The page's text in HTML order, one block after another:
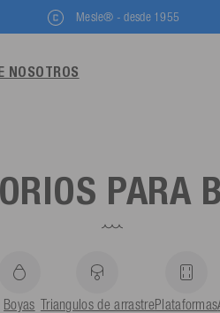
Mesle® - desde 1955
NOSOTROS
PARA
Boyas Triangulos de arrastrePlataformas